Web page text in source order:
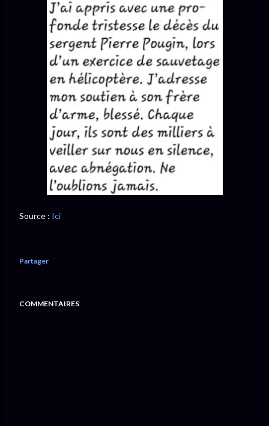
Source : Ici
Partager
COMMENTAIRES